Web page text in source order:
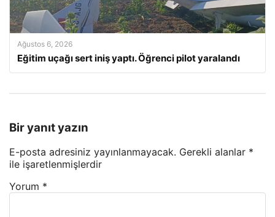
Ağustos 6, 2026
Eğitim uçağı sert iniş yaptı. Öğrenci pilot yaralandı
Bir yanıt yazın
E-posta adresiniz yayınlanmayacak. Gerekli alanlar *
ile işaretlenmişlerdir
Yorum *